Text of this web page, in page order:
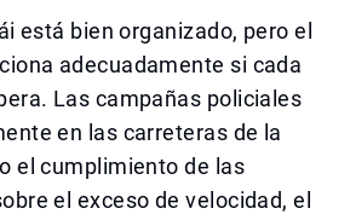
está bien organizado, pero el
adecuadamente si cada
Las campañas policiales
en las carreteras de la
el cumplimiento de las
el exceso de velocidad, el